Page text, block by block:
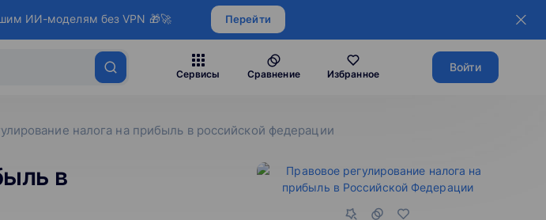
ИИ-моделям без VPN 🎁🚀 Перейти
Сервисы Сравнение Избранное
Войти
налога на прибыль в российской федерации
в